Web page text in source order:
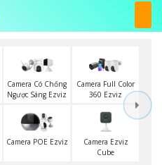
Camera Có Chống
Ngược Sáng Ezviz
Camera Full Color
360 Ezviz
Camera POE Ezviz
Camera Ezviz
Cube